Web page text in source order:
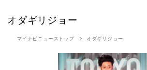
オダギリジョー
マイナビニューストップ オダギリジョー